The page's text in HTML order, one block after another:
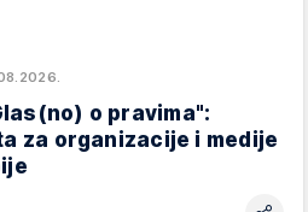
o pravima":
za organizacije i medije